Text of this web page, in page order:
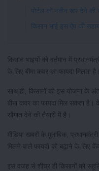
पोर्टल को नवीन रूप देने की
किसान भाई इस ऐप की
किसान भाइयों को वर्तमान में
के लिए बीमा कवर का फायदा मिलता है।
साथ ही, किसानों को इस योजना के
बीमा कवर का फायदा मिल सकता
सौगात देने की तैयारी में है।
मीडिया खबरों के मुताबिक,
मिलने वाले फायदों को बढ़ाने के लिए
इस वजह से शीघ्र ही किसानों को